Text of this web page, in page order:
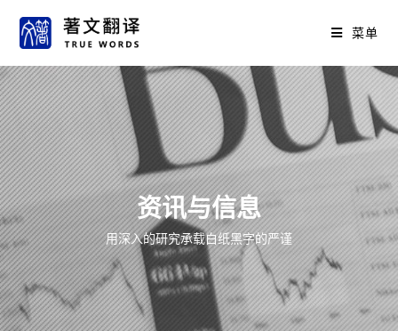
菜单
资讯与信息
用深入的研究承载白纸黑字的严谨